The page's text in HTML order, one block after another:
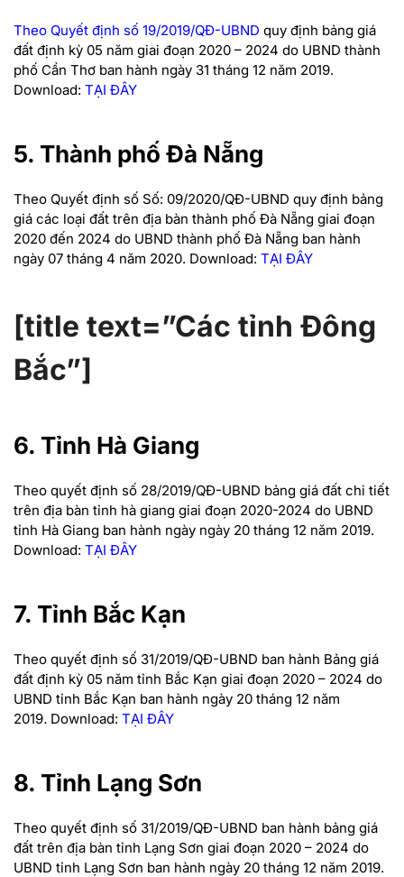
Theo Quyết định số 19/2019/QĐ-UBND quy định bảng giá
đất định kỳ 05 năm giai đoạn 2020 – 2024 do UBND thành
phố Cần Thơ ban hành ngày 31 tháng 12 năm 2019.
Download: TẠI ĐÂY
5. Thành phố Đà Nẵng
Theo Quyết định số Số: 09/2020/QĐ-UBND quy định bảng
giá các loại đất trên địa bàn thành phố Đà Nẵng giai đoạn
2020 đến 2024 do UBND thành phố Đà Nẵng ban hành
ngày 07 tháng 4 năm 2020. Download: TẠI ĐÂY
[title text=”Các tỉnh Đông
Bắc”]
6. Tỉnh Hà Giang
Theo quyết định số 28/2019/QĐ-UBND bảng giá đất chi tiết
trên địa bàn tỉnh hà giang giai đoạn 2020-2024 do UBND
tỉnh Hà Giang ban hành ngày ngày 20 tháng 12 năm 2019.
Download: TẠI ĐÂY
7. Tỉnh Bắc Kạn
Theo quyết định số 31/2019/QĐ-UBND ban hành Bảng giá
đất định kỳ 05 năm tỉnh Bắc Kạn giai đoạn 2020 – 2024 do
UBND tỉnh Bắc Kạn ban hành ngày 20 tháng 12 năm
2019. Download: TẠI ĐÂY
8. Tỉnh Lạng Sơn
Theo quyết định số 31/2019/QĐ-UBND ban hành bảng giá
đất trên địa bàn tỉnh Lạng Sơn giai đoạn 2020 – 2024 do
UBND tỉnh Lạng Sơn ban hành ngày 20 tháng 12 năm 2019.